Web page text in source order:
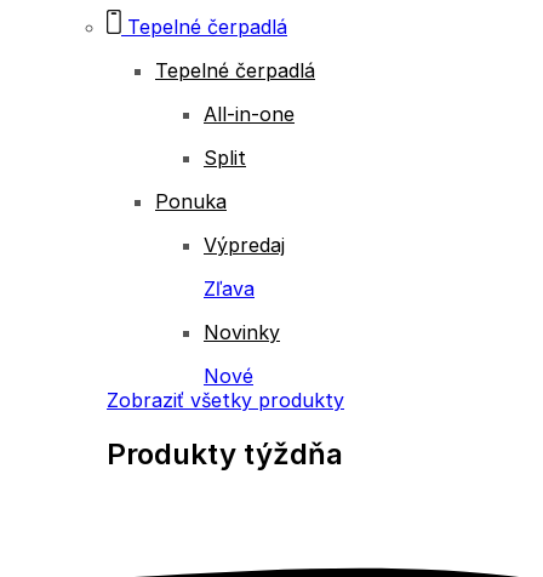
Tepelné čerpadlá
Tepelné čerpadlá
All-in-one
Split
Ponuka
Výpredaj
Zľava
Novinky
Nové
Zobraziť všetky produkty
Produkty týždňa